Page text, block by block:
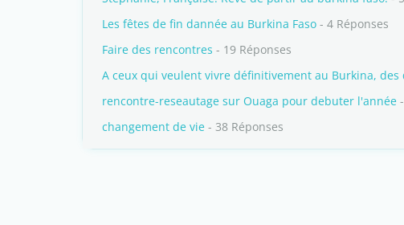
Les fêtes de fin dannée au Burkina Faso - 4 Réponses
Faire des rencontres - 19 Réponses
A ceux qui veulent vivre définitivement au Burkina, des
rencontre-reseautage sur Ouaga pour debuter l'année
changement de vie - 38 Réponses